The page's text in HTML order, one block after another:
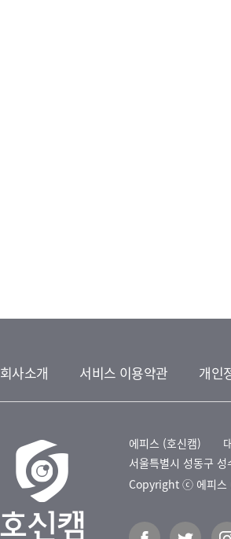
회사소개 서비스 이용약관 개인
에피스 (호신캠)
서울특별시 성동구
Copyright ⓒ 에피스